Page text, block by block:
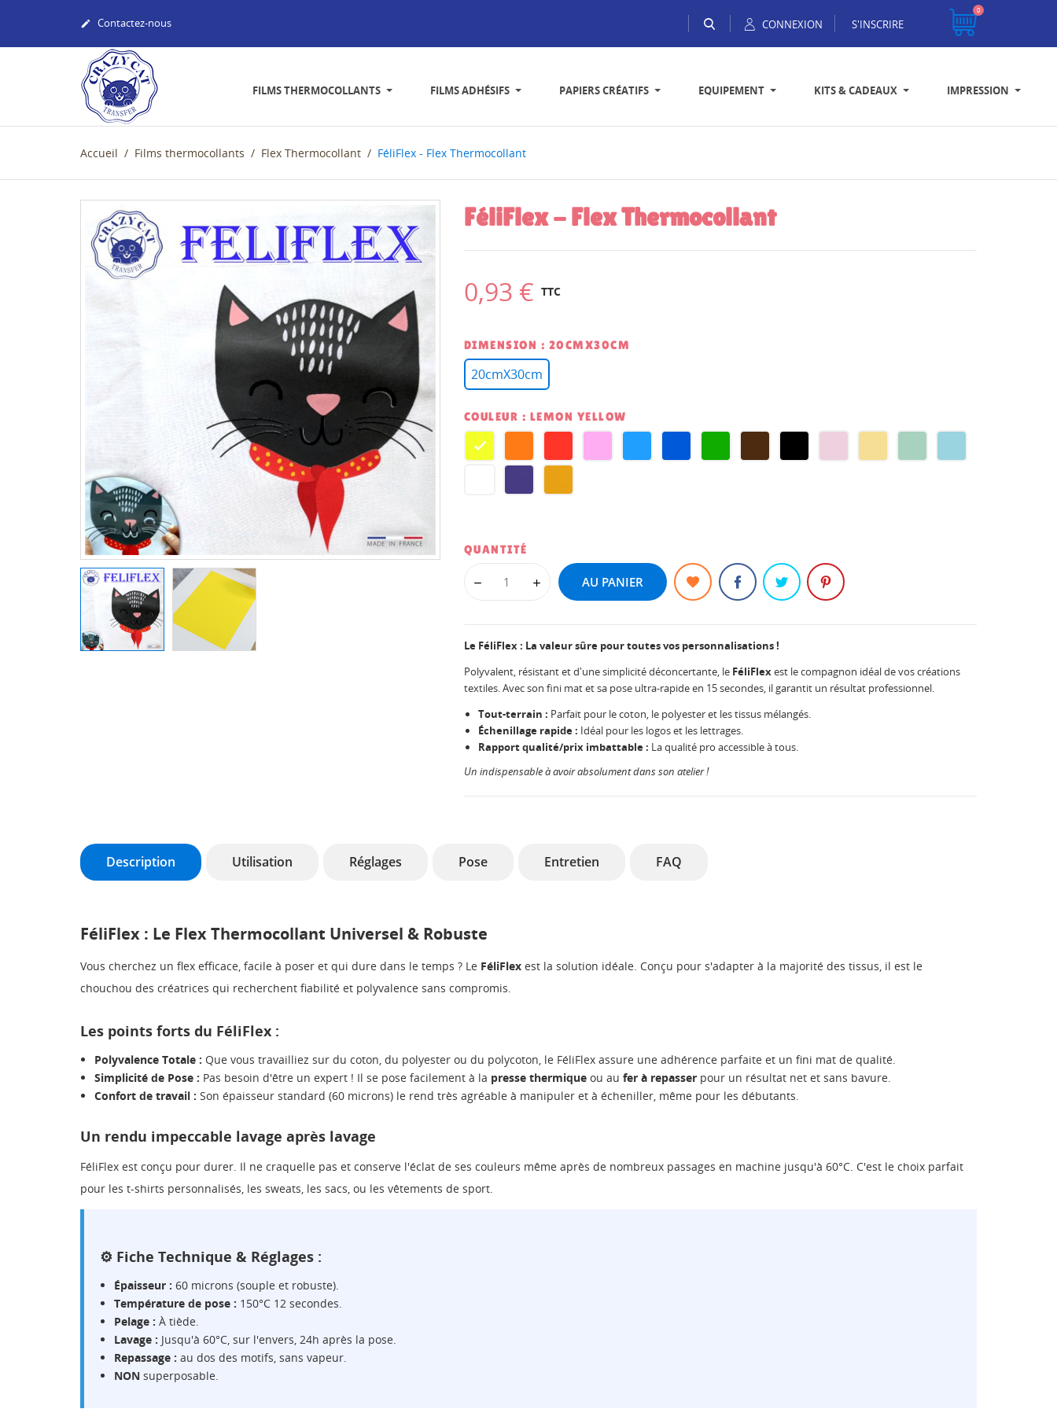
 Contactez-nous CONNEXION S'INSCRIRE
0
FILMS THERMOCOLLANTS FILMS ADHÉSIFS PAPIERS CRÉATIFS EQUIPEMENT KITS & CADEAUX IMPRESSION
Accueil Films thermocollants Flex Thermocollant FéliFlex - Flex Thermocollant
FéliFlex - Flex Thermocollant
0,93 € TTC
DIMENSION : 20CMX30CM
20cmX30cm
COULEUR : LEMON YELLOW
LEMON
YELLOW
ORANGEPASSION
RED
BABY ATOLLPACIFICGREENCHOCOLATE
BLACKSOFT SOFT SOFT SOFT
WHITEVERY MUSTARD
QUANTITÉ
AU PANIER
Le FéliFlex : La valeur sûre pour toutes vos personnalisations !
Polyvalent, résistant et d'une simplicité déconcertante, le FéliFlexest le compagnon idéal de vos créations
textiles. Avec son fini mat et sa pose ultra-rapide en 15 secondes, il garantit un résultat professionnel.
Tout-terrain : Parfait pour le coton, le polyester et les tissus mélangés.
Échenillage rapide : Idéal pour les logos et les lettrages.
Rapport qualité/prix imbattable : La qualité pro accessible à tous.
Un indispensable à avoir absolument dans son atelier !
Description Utilisation Réglages Pose Entretien FAQ
FéliFlex : Le Flex Thermocollant Universel & Robuste
Vous cherchez un flex efficace, facile à poser et qui dure dans le temps ? Le FéliFlex est la solution idéale. Conçu pour s'adapter à la majorité des tissus, il est le
chouchou des créatrices qui recherchent fiabilité et polyvalence sans compromis.
Les points forts du FéliFlex :
Polyvalence Totale : Que vous travailliez sur du coton, du polyester ou du polycoton, le FéliFlex assure une adhérence parfaite et un fini mat de qualité.
Simplicité de Pose : Pas besoin d'être un expert ! Il se pose facilement à la presse thermique ou au fer à repasser pour un résultat net et sans bavure.
Confort de travail : Son épaisseur standard (60 microns) le rend très agréable à manipuler et à écheniller, même pour les débutants.
Un rendu impeccable lavage après lavage
FéliFlex est conçu pour durer. Il ne craquelle pas et conserve l'éclat de ses couleurs même après de nombreux passages en machine jusqu'à 60°C. C'est le choix parfait
pour les t-shirts personnalisés, les sweats, les sacs, ou les vêtements de sport.
⚙️ Fiche Technique & Réglages :
Épaisseur : 60 microns (souple et robuste).
Température de pose : 150°C 12 secondes.
Pelage : À tiède.
Lavage : Jusqu'à 60°C, sur l'envers, 24h après la pose.
Repassage : au dos des motifs, sans vapeur.
NON superposable.